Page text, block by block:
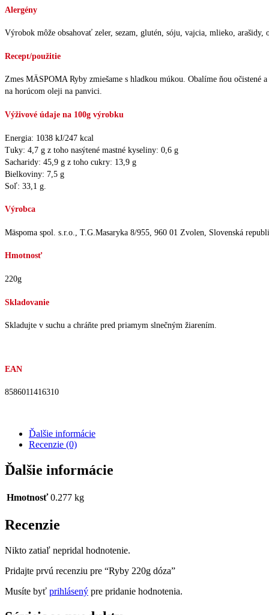
Alergény
Výrobok môže obsahovať zeler, sezam, glutén, sóju, vajcia, mlieko, arašidy,
Recept/použitie
Zmes MÄSPOMA Ryby zmiešame s hladkou múkou. Obalíme ňou
na horúcom oleji na panvici.
Výživové údaje na 100g výrobku
Energia: 1038 kJ/247 kcal
Tuky: 4,7 g z toho nasýtené mastné kyseliny: 0,6 g
Sacharidy: 45,9 g z toho cukry: 13,9 g
Bielkoviny: 7,5 g
Soľ: 33,1 g.
Výrobca
Mäspoma spol. s.r.o., T.G.Masaryka 8/955, 960 01 Zvolen, Slovenská
Hmotnosť
220g
Skladovanie
Skladujte v suchu a chráňte pred priamym slnečným žiarením.
EAN
8586011416310
Ďalšie informácie
Recenzie (0)
Ďalšie informácie
Hmotnosť 0.277 kg
Recenzie
Nikto zatiaľ nepridal hodnotenie.
Pridajte prvú recenziu pre “Ryby 220g dóza”
Musíte byť prihlásený pre pridanie hodnotenia.